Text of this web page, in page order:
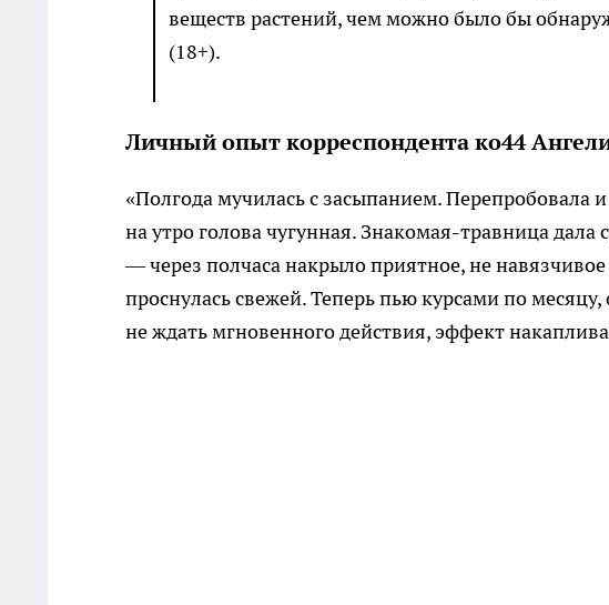
веществ растений, чем можно было бы
(18+).
Личный опыт корреспондента ко44
«Полгода мучилась с засыпанием. Перепробовала
на утро голова чугунная. Знакомая-травница
— через полчаса накрыло приятное, не навязчивое
проснулась свежей. Теперь пью курсами по
не ждать мгновенного действия, эффект